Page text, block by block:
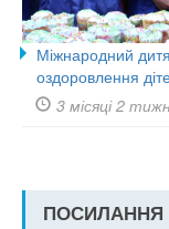
Міжнародний
оздоровлення
3 місяці 2
ПОСИЛАННЯ